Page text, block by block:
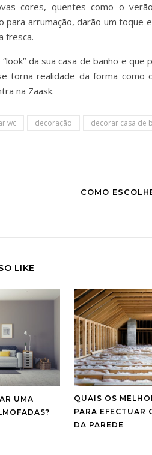
cores, quentes como o
arrumação, darão um toque
fresca.
da sua casa de banho e
torna realidade da forma como
na Zaask.
wc decoração decorar casa de
COMO
LIKE
UMA
QUAIS OS
PARA EFECTUAR
DA PAREDE